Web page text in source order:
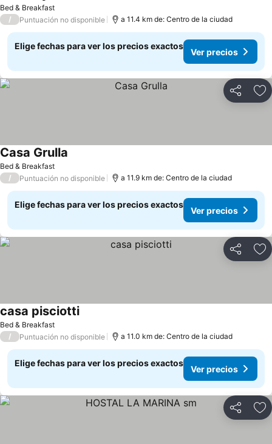
Bed & Breakfast
/ Puntuación no disponible a 11.4 km de: Centro de la ciudad
Elige fechas para ver los precios exactos
Ver precios
Compartir
Bed & Breakfast
Casa Grulla
/ Puntuación no disponible a 11.9 km de: Centro de la ciudad
Elige fechas para ver los precios exactos
Ver precios
Compartir
Bed & Breakfast
casa pisciotti
/ Puntuación no disponible a 11.0 km de: Centro de la ciudad
Elige fechas para ver los precios exactos
Ver precios
Compartir